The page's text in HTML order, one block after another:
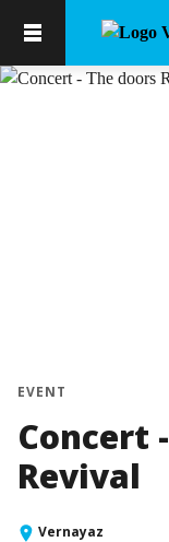
EVENT
Concert
Revival
Vernayaz